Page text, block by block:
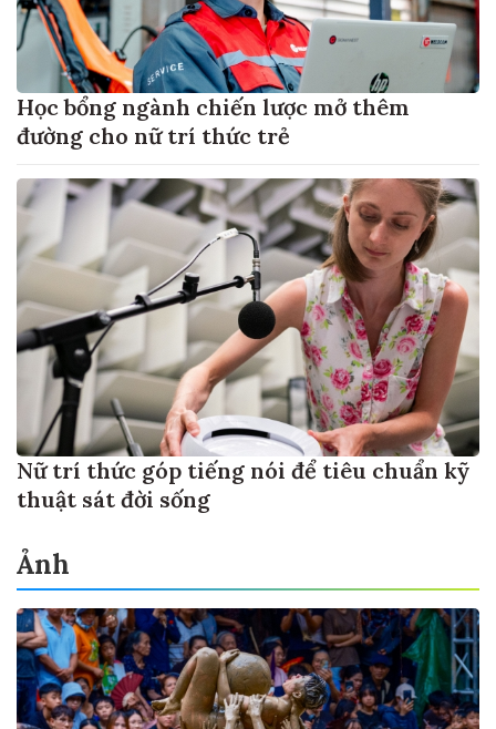
Học bổng ngành chiến lược mở thêm
đường cho nữ trí thức trẻ
Nữ trí thức góp tiếng nói để tiêu chuẩn kỹ
thuật sát đời sống
Ảnh